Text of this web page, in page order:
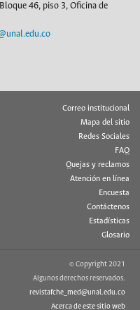
46, piso 3, Oficina de
Correo institucional
Mapa del sitio
Redes Sociales
FAQ
Quejas y reclamos
Atención en línea
Encuesta
Contáctenos
Estadísticas
Glosario
© Copyright 2021
Algunos derechos reservados.
revistafche_med@unal.edu.co
Acerca de este sitio web